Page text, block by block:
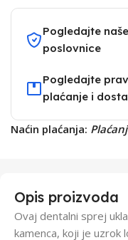
Pogledajte naše
poslovnice
Pogledajte
plaćanje i
Naćin plaćanja:
Opis proizvoda
Ovaj dentalni sprej
kamenca, koji je uzrok